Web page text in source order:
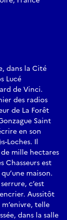
dans la Cité
Lucé
de Vinci.
des radios
de La Forêt
Saint
en son
Loches. Il
mille hectares
Chasseurs est
maison.
c’est
Aussitôt
telle
dans la salle